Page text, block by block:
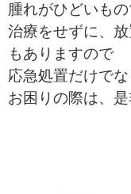
腫れがひどいも
治療をせずに、
もありますので
応急処置だけでな
お困りの際は、